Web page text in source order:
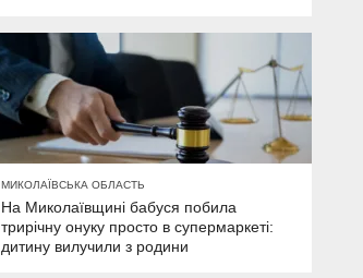
МИКОЛАЇВСЬКА ОБЛАСТЬ
На Миколаївщині бабуся побила
трирічну онуку просто в супермаркеті:
дитину вилучили з родини